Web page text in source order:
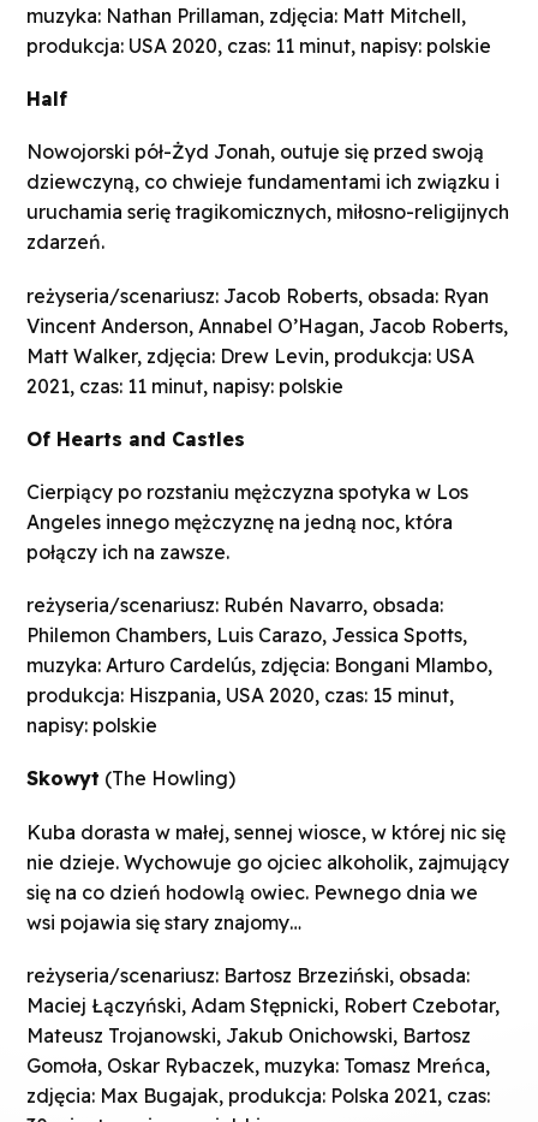
muzyka: Nathan Prillaman, zdjęcia: Matt Mitchell,
produkcja: USA 2020, czas: 11 minut, napisy: polskie
Half
Nowojorski pół-Żyd Jonah, outuje się przed swoją
dziewczyną, co chwieje fundamentami ich związku i
uruchamia serię tragikomicznych, miłosno-religijnych
zdarzeń.
reżyseria/scenariusz: Jacob Roberts, obsada: Ryan
Vincent Anderson, Annabel O’Hagan, Jacob Roberts,
Matt Walker, zdjęcia: Drew Levin, produkcja: USA
2021, czas: 11 minut, napisy: polskie
Of Hearts and Castles
Cierpiący po rozstaniu mężczyzna spotyka w Los
Angeles innego mężczyznę na jedną noc, która
połączy ich na zawsze.
reżyseria/scenariusz: Rubén Navarro, obsada:
Philemon Chambers, Luis Carazo, Jessica Spotts,
muzyka: Arturo Cardelús, zdjęcia: Bongani Mlambo,
produkcja: Hiszpania, USA 2020, czas: 15 minut,
napisy: polskie
Skowyt (The Howling)
Kuba dorasta w małej, sennej wiosce, w której nic się
nie dzieje. Wychowuje go ojciec alkoholik, zajmujący
się na co dzień hodowlą owiec. Pewnego dnia we
wsi pojawia się stary znajomy…
reżyseria/scenariusz: Bartosz Brzeziński, obsada:
Maciej Łączyński, Adam Stępnicki, Robert Czebotar,
Mateusz Trojanowski, Jakub Onichowski, Bartosz
Gomoła, Oskar Rybaczek, muzyka: Tomasz Mreńca,
zdjęcia: Max Bugajak, produkcja: Polska 2021, czas: